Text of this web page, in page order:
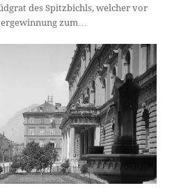
des Spitzbichls, welcher vor
zum…